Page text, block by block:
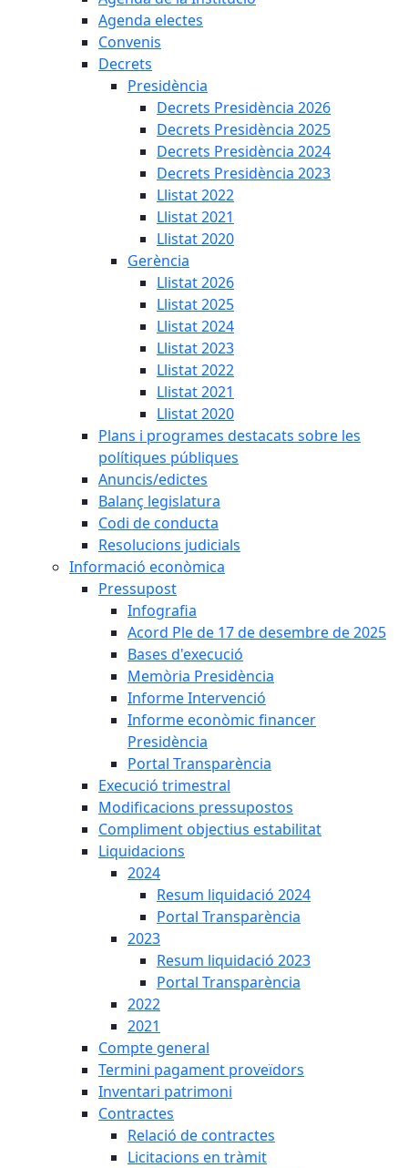
Agenda electes
Convenis
Decrets
Presidència
Decrets Presidència 2026
Decrets Presidència 2025
Decrets Presidència 2024
Decrets Presidència 2023
Llistat 2022
Llistat 2021
Llistat 2020
Gerència
Llistat 2026
Llistat 2025
Llistat 2024
Llistat 2023
Llistat 2022
Llistat 2021
Llistat 2020
Plans i programes destacats sobre les
polítiques públiques
Anuncis/edictes
Balanç legislatura
Codi de conducta
Resolucions judicials
Informació econòmica
Pressupost
Infografia
Acord Ple de 17 de desembre de 2025
Bases d'execució
Memòria Presidència
Informe Intervenció
Informe econòmic financer
Presidència
Portal Transparència
Execució trimestral
Modificacions pressupostos
Compliment objectius estabilitat
Liquidacions
2024
Resum liquidació 2024
Portal Transparència
2023
Resum liquidació 2023
Portal Transparència
2022
2021
Compte general
Termini pagament proveïdors
Inventari patrimoni
Contractes
Relació de contractes
Licitacions en tràmit